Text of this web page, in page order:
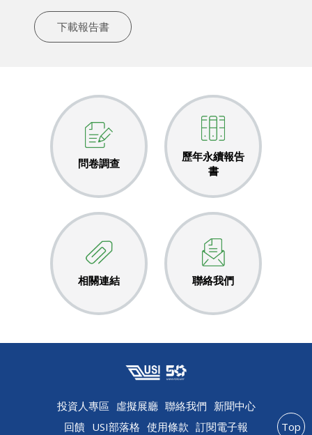
下載報告書
問卷調查
歷年永續報告
書
相關連結 聯絡我們
投資人專區 虛擬展廳 聯絡我們 新聞中心
回饋 USI部落格 使用條款 訂閱電子報 Top